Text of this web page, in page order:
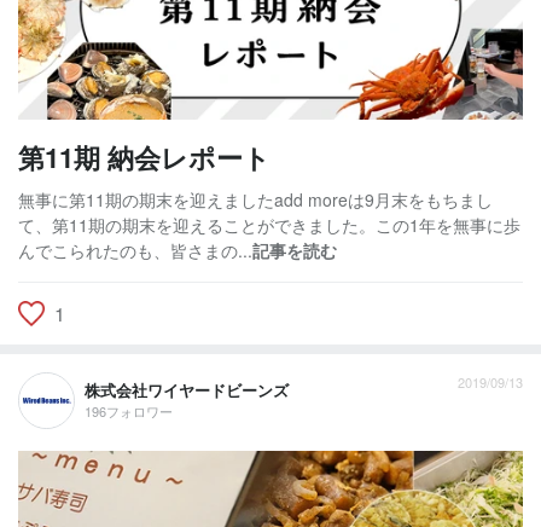
第11期 納会レポート
無事に第11期の期末を迎えましたadd moreは9月末をもちまし
て、第11期の期末を迎えることができました。この1年を無事に歩
んでこられたのも、皆さまの...記事を読む
1
株式会社ワイヤードビーンズ
196フォロワー
2019/09/13